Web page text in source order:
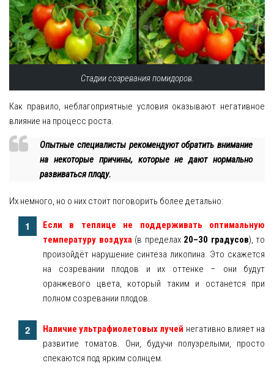
Стадии созревания помидоров.
Как правило, неблагоприятные условия оказывают негативное
влияние на процесс роста.
Опытные специалисты рекомендуют обратить внимание
на некоторые причины, которые не дают нормально
развиваться плоду.
Их немного, но о них стоит поговорить более детально:
Если в теплице не поддерживать оптимальную
температуру воздуха(в пределах 20–30 градусов), то
произойдёт нарушение синтеза ликопина. Это скажется
на созревании плодов и их оттенке – они будут
оранжевого цвета, который таким и останется при
полном созревании плодов.
Наличие ультрафиолетовых лучей негативно влияет на
развитие томатов. Они, будучи полузрелыми, просто
спекаются под ярким солнцем.